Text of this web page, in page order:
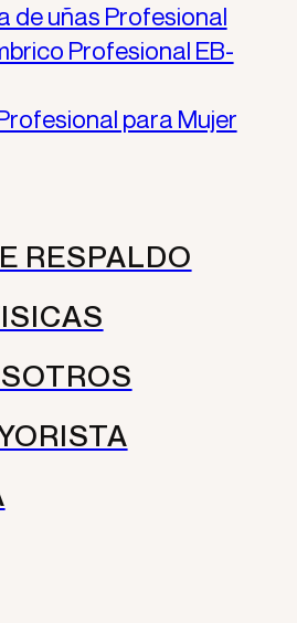
de uñas Profesional
Profesional EB-
para Mujer
RESPALDO